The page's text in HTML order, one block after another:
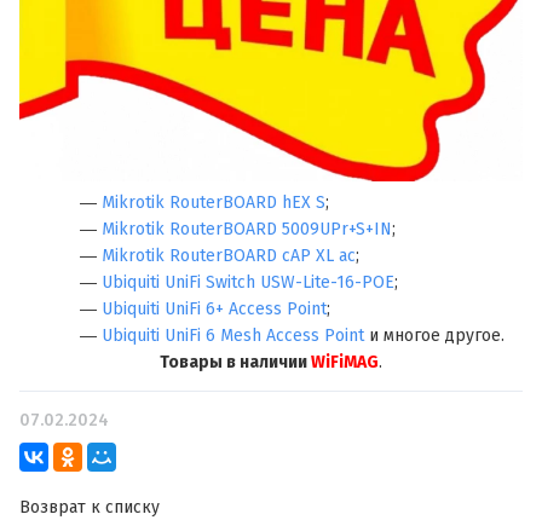
― Mikrotik RouterBOARD hEX S;
― Mikrotik RouterBOARD 5009UPr+S+IN;
― Mikrotik RouterBOARD cAP XL ac;
― Ubiquiti UniFi Switch USW-Lite-16-POE;
― Ubiquiti UniFi 6+ Access Point;
― Ubiquiti UniFi 6 Mesh Access Pointи многое другое.
Товары в наличииWiFiMAG.
07.02.2024
Возврат к списку